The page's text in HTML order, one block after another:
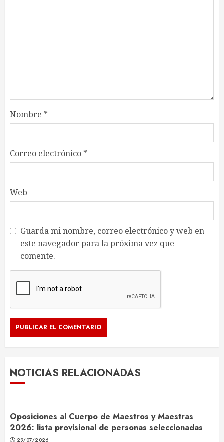
Nombre *
Correo electrónico *
Web
Guarda mi nombre, correo electrónico y web en
este navegador para la próxima vez que
comente.
NOTICIAS RELACIONADAS
Oposiciones al Cuerpo de Maestros y Maestras
2026: lista provisional de personas seleccionadas
29/07/2026